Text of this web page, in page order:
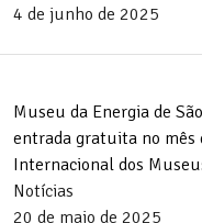
4 de junho de 2025
Museu da Energia de
entrada gratuita no mês
Internacional dos
Notícias
20 de maio de 2025